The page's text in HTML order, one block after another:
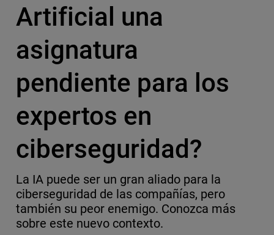
Artificial una
asignatura
pendiente para los
expertos en
ciberseguridad?
La IA puede ser un gran aliado para la
ciberseguridad de las compañías, pero
también su peor enemigo. Conozca más
sobre este nuevo contexto.